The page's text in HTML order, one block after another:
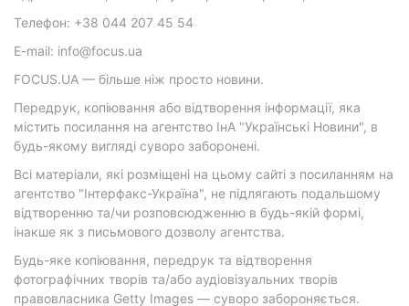
Телефон: +38 044 207 45 54
E-mail: info@focus.ua
FOCUS.UA — більше ніж просто новини.
Передрук, копіювання або відтворення інформації, яка
містить посилання на агентство ІнА "Українські Новини", в
будь-якому вигляді суворо заборонені.
Всі матеріали, які розміщені на цьому сайті з посиланням на
агентство "Інтерфакс-Україна", не підлягають подальшому
відтворенню та/чи розповсюдженню в будь-якій формі,
інакше як з письмового дозволу агентства.
Будь-яке копіювання, передрук та відтворення
фотографічних творів та/або аудіовізуальних творів
правовласника Getty Images — суворо забороняється.